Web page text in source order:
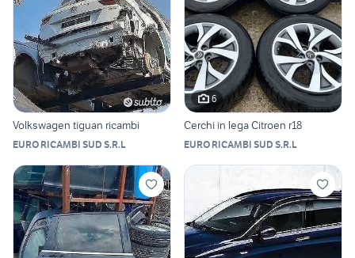
Volkswagen tiguan ricambi
EURO RICAMBI SUD S.R.L
6
Cerchi in lega Citroen r18
EURO RICAMBI SUD S.R.L